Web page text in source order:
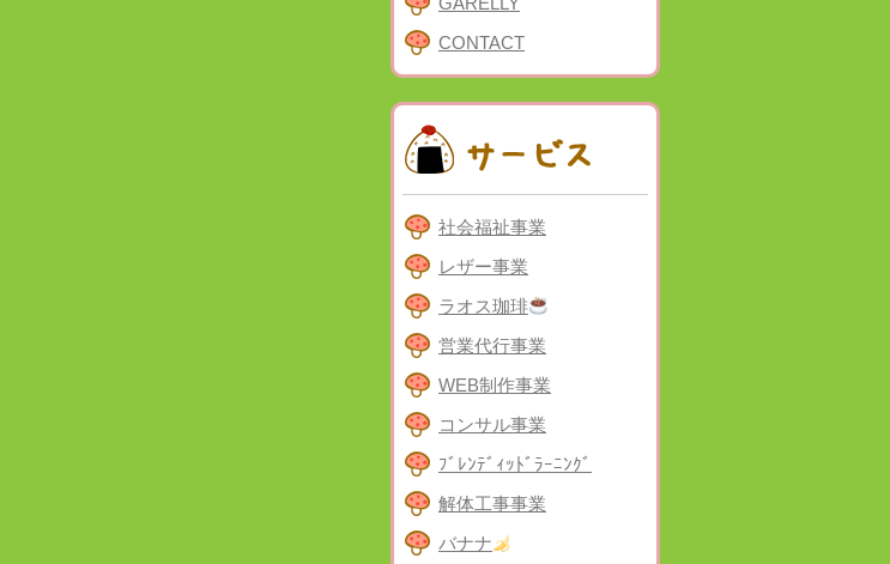
CONTACT
社会福祉事業
レザー事業
ラオス珈琲
営業代行事業
WEB制作事業
コンサル事業
ﾌﾞﾚﾝﾃﾞｨｯﾄﾞﾗｰﾆﾝｸﾞ
解体工事事業
バナナ